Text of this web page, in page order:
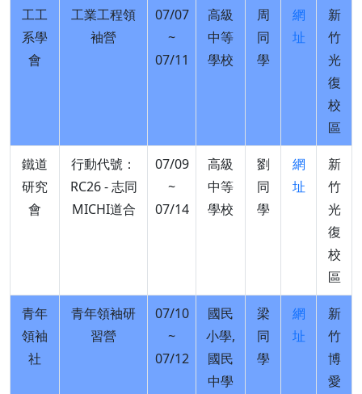
工工
系學
會
工業工程領
袖營
07/07
~
07/11
高級
中等
學校
周
同
學
網
址
新
竹
光
復
校
區
鐵道
研究
會
行動代號：
RC26 - 志同
MICHI道合
07/09
~
07/14
高級
中等
學校
劉
同
學
網
址
新
竹
光
復
校
區
青年
領袖
社
青年領袖研
習營
07/10
~
07/12
國民
小學,
國民
中學
梁
同
學
網
址
新
竹
博
愛